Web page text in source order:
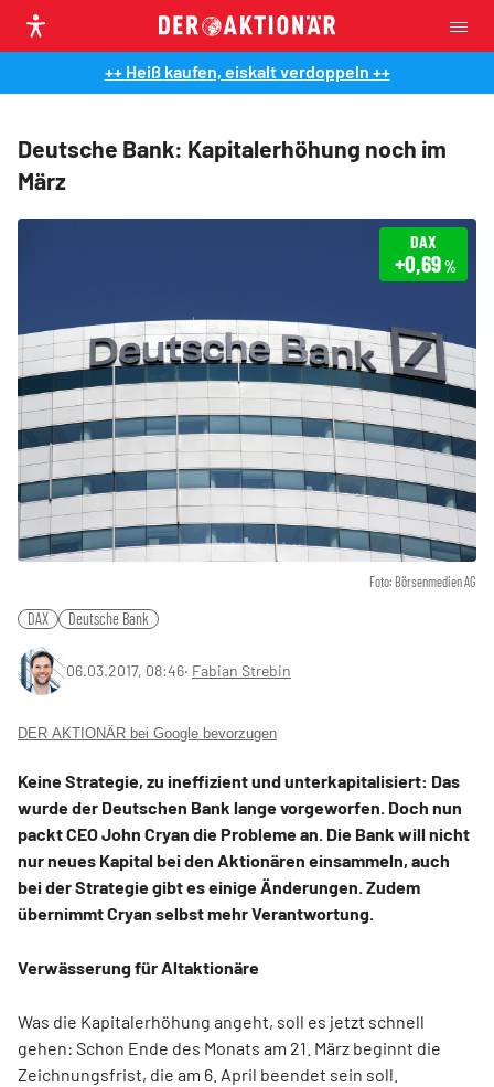
++ Heiß kaufen, eiskalt verdoppeln ++
Deutsche Bank: Kapitalerhöhung noch im
März
Foto: Börsenmedien AG
DAX
+0,69%
DAX Deutsche Bank
06.03.2017, 08:46‧ Fabian Strebin
DER AKTIONÄR bei Google bevorzugen
Keine Strategie, zu ineffizient und unterkapitalisiert: Das
wurde der Deutschen Bank lange vorgeworfen. Doch nun
packt CEO John Cryan die Probleme an. Die Bank will nicht
nur neues Kapital bei den Aktionären einsammeln, auch
bei der Strategie gibt es einige Änderungen. Zudem
übernimmt Cryan selbst mehr Verantwortung.
Verwässerung für Altaktionäre
Was die Kapitalerhöhung angeht, soll es jetzt schnell
gehen: Schon Ende des Monats am 21. März beginnt die
Zeichnungsfrist, die am 6. April beendet sein soll.